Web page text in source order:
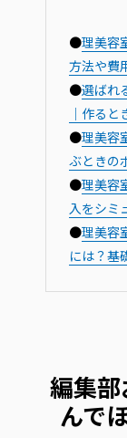
●理美容
方法や費
●選ばれ
｜作る
●理美容
ぶときの
●理美容
入をシミ
●理美容
には？基
編集部
んで